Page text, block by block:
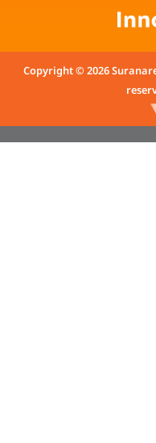
Copyright © 2026